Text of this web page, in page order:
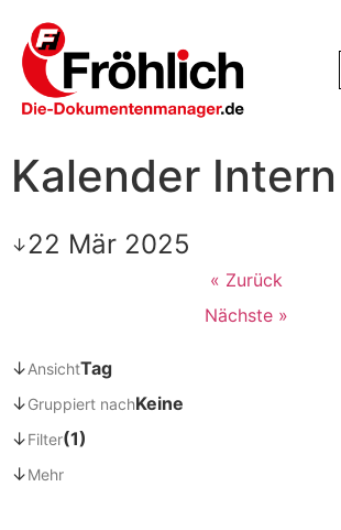
Kalender Intern
↓22 Mär 2025
« Zurück
Nächste »
↓AnsichtTag
↓Gruppiert nachKeine
↓Filter(1)
↓Mehr